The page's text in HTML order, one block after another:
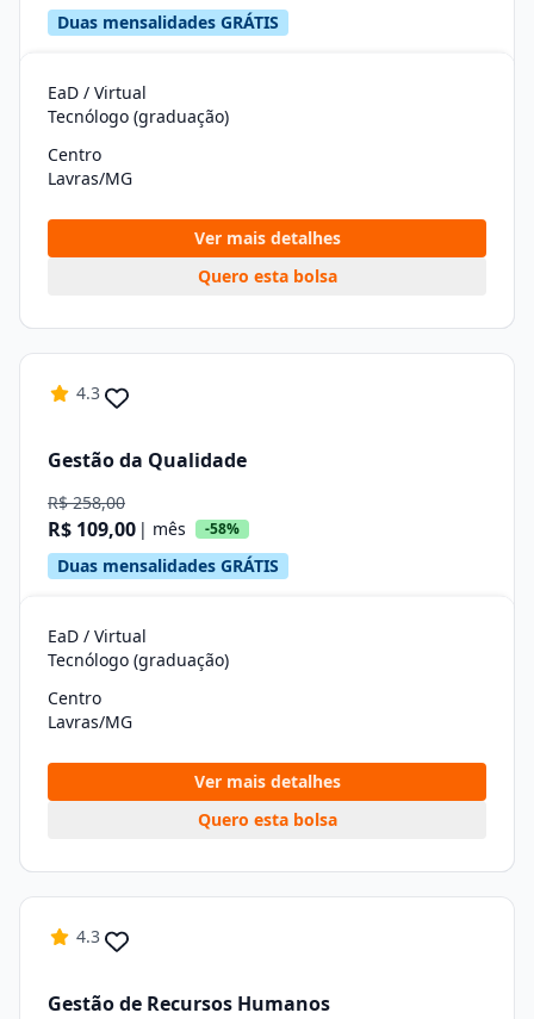
Duas mensalidades GRÁTIS
EaD / Virtual
Tecnólogo (graduação)
Centro
Lavras/MG
Ver mais detalhes
Quero esta bolsa
4.3
Gestão da Qualidade
R$ 258,00
R$ 109,00 | mês -58%
Duas mensalidades GRÁTIS
EaD / Virtual
Tecnólogo (graduação)
Centro
Lavras/MG
Ver mais detalhes
Quero esta bolsa
4.3
Gestão de Recursos Humanos